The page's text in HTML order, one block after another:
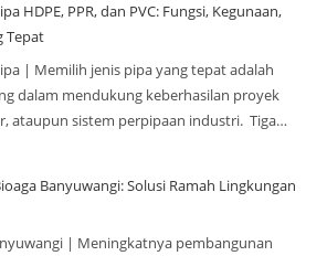
HDPE, PPR, dan PVC: Fungsi, Kegunaan,
Tepat
| Memilih jenis pipa yang tepat adalah
dalam mendukung keberhasilan proyek
ataupun sistem perpipaan industri. Tiga…
Banyuwangi: Solusi Ramah Lingkungan
| Meningkatnya pembangunan